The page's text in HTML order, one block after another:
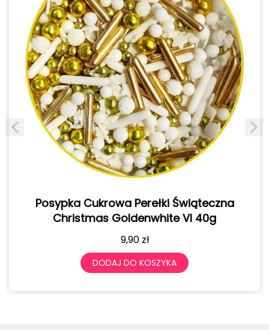
Świąteczna
VI 40g
Posypka Cukrowa